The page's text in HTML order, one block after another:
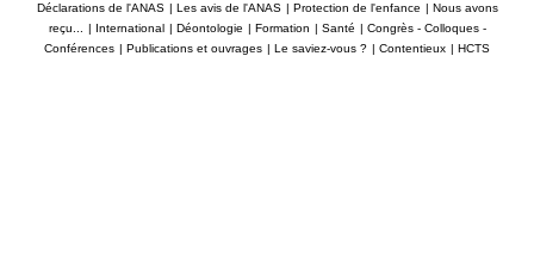
Déclarations de l'ANAS | Les avis de l'ANAS | Protection de l'enfance | Nous avons
reçu...
| International | Déontologie | Formation | Santé | Congrès - Colloques -
Conférences | Publications et ouvrages | Le saviez-vous ? | Contentieux | HCTS